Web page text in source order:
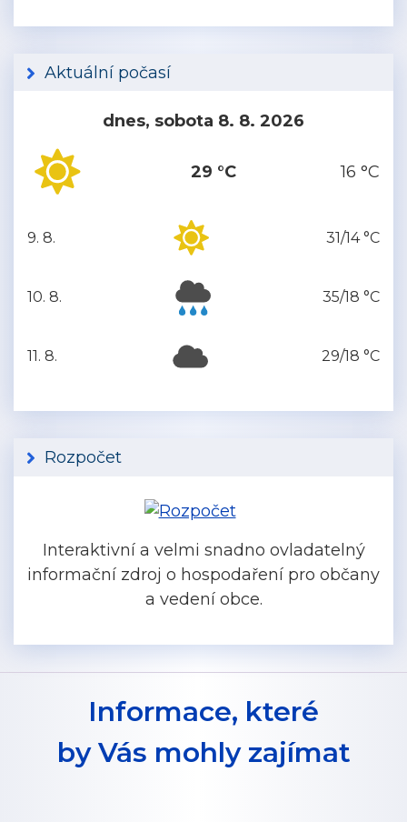
Aktuální počasí
dnes, sobota 8. 8. 2026
29 °C 16 °C
neděle
9. 8. 31/14 °C
pondělí
10. 8. 35/18 °C
úterý
11. 8. 29/18 °C
Rozpočet
Interaktivní a velmi snadno ovladatelný
informační zdroj o hospodaření pro občany
a vedení obce.
Informace, které
by Vás mohly zajímat